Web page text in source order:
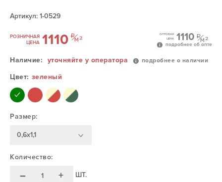
Артикул: 1-0529
РОЗНИЧНАЯ
ЦЕНА 1110
ОПТОВАЯ
ЦЕНА
1110
подробнее об опте
Наличие: уточняйте у оператора подробнее о наличии
Цвет: зеленый
Размер:
0,6х1,1
Количество:
– + ШТ.